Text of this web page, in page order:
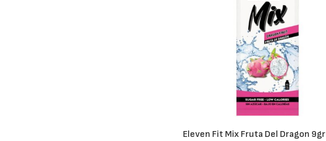
Eleven Fit Mix Fruta Del Dragon 9gr